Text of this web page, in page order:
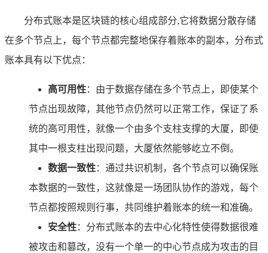
分布式账本是区块链的核心组成部分,它将数据分散存储
在多个节点上，每个节点都完整地保存着账本的副本，分布式
账本具有以下优点：
高可用性：由于数据存储在多个节点上，即使某个
节点出现故障，其他节点仍然可以正常工作，保证了系
统的高可用性，就像一个由多个支柱支撑的大厦，即使
其中一根支柱出现问题，大厦依然能够屹立不倒。
数据一致性：通过共识机制，各个节点可以确保账
本数据的一致性，这就像是一场团队协作的游戏，每个
节点都按照规则行事，共同维护着账本的统一和准确。
安全性：分布式账本的去中心化特性使得数据很难
被攻击和篡改，没有一个单一的中心节点成为攻击的目